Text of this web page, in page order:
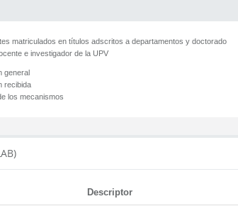
matriculados en títulos adscritos a departamentos y doctorado
e investigador de la UPV
general
recibida
los mecanismos
Descriptor